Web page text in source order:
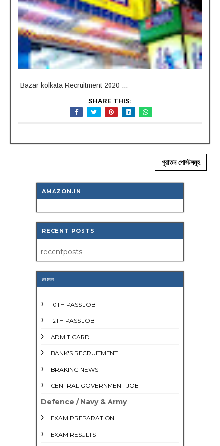
Bazar kolkata Recruitment 2020 ...
SHARE THIS:
পুরাতন পোস্টসমূহ
AMAZON.IN
RECENT POSTS
recentposts
লেবেল
10TH PASS JOB
12TH PASS JOB
ADMIT CARD
BANK'S RECRUITMENT
BRAKING NEWS
CENTRAL GOVERNMENT JOB
Defence / Navy & Army
EXAM PREPARATION
EXAM RESULTS